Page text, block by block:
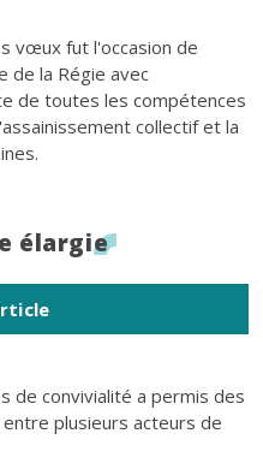
vœux fut l'occasion de
de la Régie avec
de toutes les compétences
collectif et la
élargie
de convivialité a permis des
plusieurs acteurs de